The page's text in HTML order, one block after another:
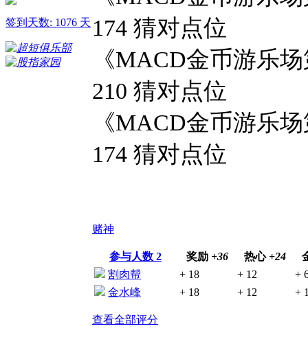
签到天数: 1076 天 174 猜对点位
《MACD金币游乐
210 猜对点位
《MACD金币游乐
174 猜对点位
赌神
参与人数 2 奖励 +36 热心 +24
割肉帮
+ 18 + 12
+
金水峰
+ 18 + 12 +
查看全部评分